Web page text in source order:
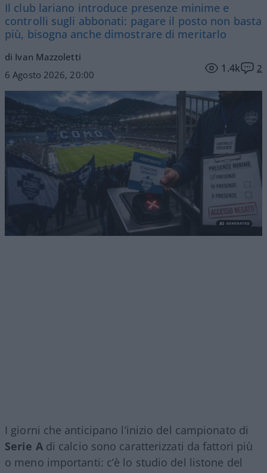
Il club lariano introduce presenze minime e
controlli sugli abbonati: pagare il posto non basta
più, bisogna anche dimostrare di meritarlo
di Ivan Mazzoletti
6 Agosto 2026, 20:00
1.4k 2
I giorni che anticipano l’inizio del campionato di
Serie Adi calcio sono caratterizzati da fattori più
o meno importanti: c’è lo studio del listone del